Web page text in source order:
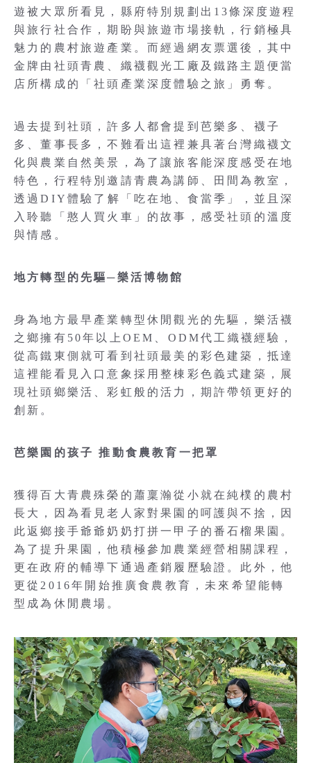
遊被大眾所看見，縣府特別規劃出13條深度遊程
與旅行社合作，期盼與旅遊市場接軌，行銷極具
魅力的農村旅遊產業。而經過網友票選後，其中
金牌由社頭青農、織襪觀光工廠及鐵路主題便當
店所構成的「社頭產業深度體驗之旅」勇奪。
過去提到社頭，許多人都會提到芭樂多、襪子
多、董事長多，不難看出這裡兼具著台灣織襪文
化與農業自然美景，為了讓旅客能深度感受在地
特色，行程特別邀請青農為講師、田間為教室，
透過DIY體驗了解「吃在地、食當季」，並且深
入聆聽「憨人買火車」的故事，感受社頭的溫度
與情感。
地方轉型的先驅─樂活博物館
身為地方最早產業轉型休閒觀光的先驅，樂活襪
之鄉擁有50年以上OEM、ODM代工織襪經驗，
從高鐵東側就可看到社頭最美的彩色建築，抵達
這裡能看見入口意象採用整棟彩色義式建築，展
現社頭鄉樂活、彩虹般的活力，期許帶領更好的
創新。
芭樂園的孩子 推動食農教育一把罩
獲得百大青農殊榮的蕭稟瀚從小就在純樸的農村
長大，因為看見老人家對果園的呵護與不捨，因
此返鄉接手爺爺奶奶打拼一甲子的番石榴果園。
為了提升果園，他積極參加農業經營相關課程，
更在政府的輔導下通過產銷履歷驗證。此外，他
更從2016年開始推廣食農教育，未來希望能轉
型成為休閒農場。